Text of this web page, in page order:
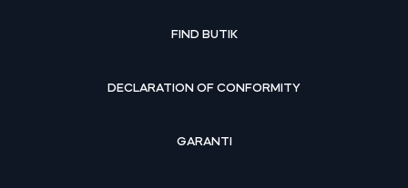
FIND BUTIK
DECLARATION OF CONFORMITY
GARANTI